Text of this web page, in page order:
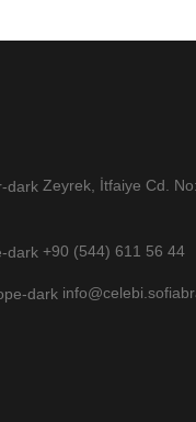
Zeyrek, İtfaiye Cd.
+90 (544) 611 56 44